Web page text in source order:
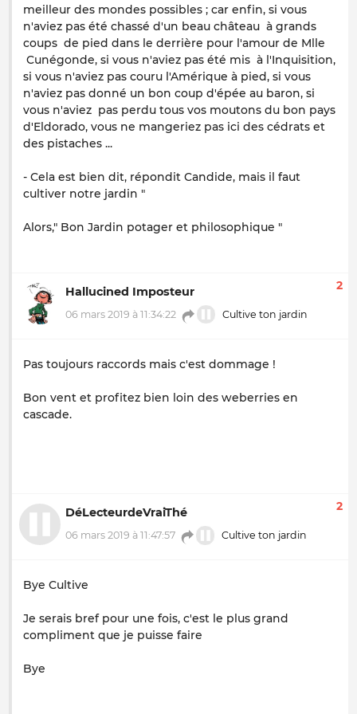
meilleur des mondes possibles ; car enfin, si vous
n'aviez pas été chassé d'un beau château à grands
coups de pied dans le derrière pour l'amour de Mlle
Cunégonde, si vous n'aviez pas été mis à l'Inquisition,
si vous n'aviez pas couru l'Amérique à pied, si vous
n'aviez pas donné un bon coup d'épée au baron, si
vous n'aviez pas perdu tous vos moutons du bon pays
d'Eldorado, vous ne mangeriez pas ici des cédrats et
des pistaches ...
- Cela est bien dit, répondit Candide, mais il faut
cultiver notre jardin "
Alors," Bon Jardin potager et philosophique "
Hallucined Imposteur
06 mars 2019 à 11:34:22 Cultive ton jardin
2
Pas toujours raccords mais c'est dommage !
Bon vent et profitez bien loin des weberries en
cascade.
DéLecteurdeVraiThé
06 mars 2019 à 11:47:57 Cultive ton jardin
2
Bye Cultive
Je serais bref pour une fois, c'est le plus grand
compliment que je puisse faire
Bye